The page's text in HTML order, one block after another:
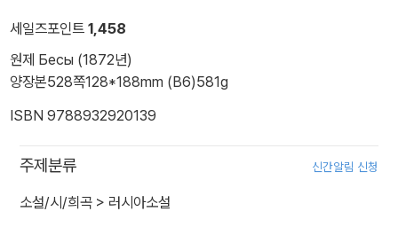
세일즈포인트 1,458
원제 Бесы (1872년)
양장본528쪽128*188mm (B6)581g
ISBN 9788932920139
주제분류 신간알림 신청
소설/시/희곡 > 러시아소설